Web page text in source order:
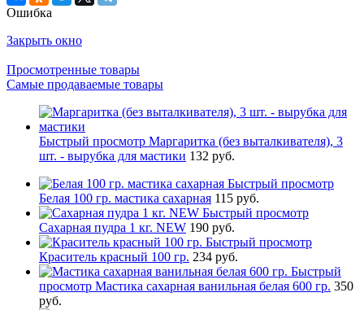
Ошибка
Закрыть окно
Просмотренные товары
Самые продаваемые товары
Быстрый просмотр Маргаритка (без выталкивателя), 3
шт. - вырубка для мастики 132 руб.
Быстрый просмотр
Белая 100 гр. мастика сахарная 115 руб.
Быстрый просмотр
Сахарная пудра 1 кг. NEW 190 руб.
Быстрый просмотр
Краситель красный 100 гр. 234 руб.
Быстрый
просмотр Мастика сахарная ванильная белая 600 гр. 350
руб.